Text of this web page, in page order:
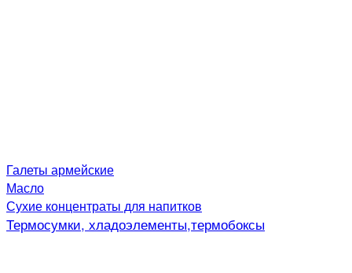
Галеты армейские
Масло
Сухие концентраты для напитков
Термосумки, хладоэлементы,термобоксы